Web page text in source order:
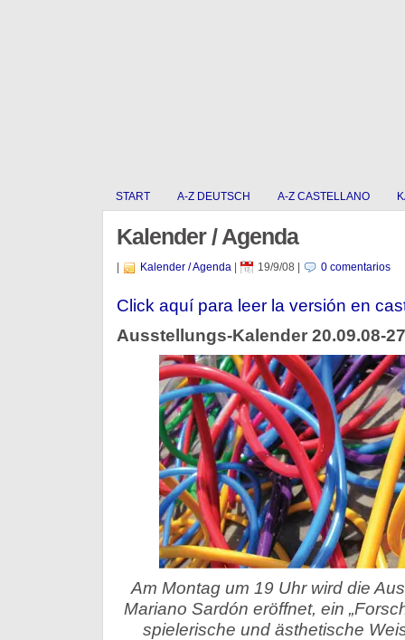
START A-Z DEUTSCH A-Z CASTELLANO
Kalender / Agenda
Kalender / Agenda| 19/9/08 0 comentarios
Click aquí para leer la versión en
Ausstellungs-Kalender 20.09.08-
Am Montag um 19 Uhr wird die
Mariano Sardón eröffnet, ein
spielerische und ästhetische